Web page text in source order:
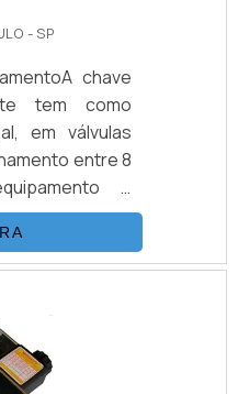
- SP
chave
tem como
em válvulas
entre 8
é
os atuadores
possuem
acoplamento
micro switch,
em sua parte
de contato